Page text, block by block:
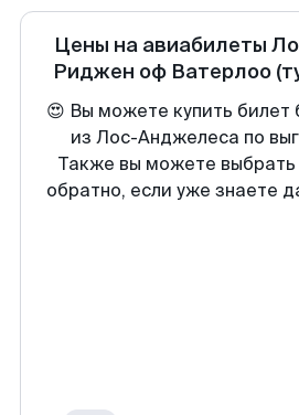
Цены на авиабилеты
Риджен оф Ватерлоо
😍 Вы можете купить билет
из Лос-Анджелеса по
Также вы можете выбрать
обратно, если уже знаете